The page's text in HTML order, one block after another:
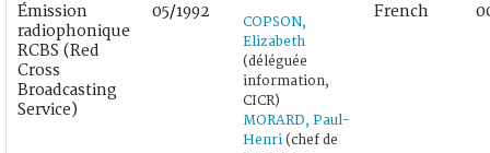
Émission
radiophonique
RCBS (Red
Cross
Broadcasting
Service)
05/1992
COPSON,
Elizabeth
(déléguée
information,
CICR)
MORARD, Paul-
Henri (chef de
French